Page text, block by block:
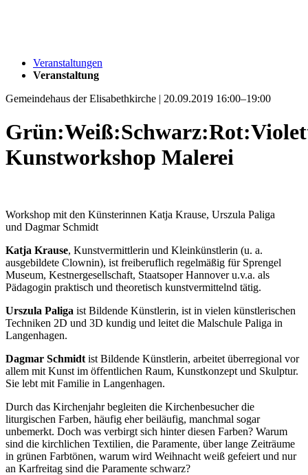
Veranstaltungen
Veranstaltung
Gemeindehaus der Elisabethkirche | 20.09.2019 16:00–19:00
Kunstworkshop Malerei
Workshop mit den Künsterinnen Katja Krause, Urszula Paliga
und Dagmar Schmidt
Katja Krause, Kunstvermittlerin und Kleinkünstlerin (u. a.
ausgebildete Clownin), ist freiberuflich regelmäßig für Sprengel
Museum, Kestnergesellschaft, Staatsoper Hannover u.v.a. als
Pädagogin praktisch und theoretisch kunstvermittelnd tätig.
Urszula Paliga ist Bildende Künstlerin, ist in vielen künstlerischen
Techniken 2D und 3D kundig und leitet die Malschule Paliga in
Langenhagen.
Dagmar Schmidt ist Bildende Künstlerin, arbeitet überregional vor
allem mit Kunst im öffentlichen Raum, Kunstkonzept und Skulptur.
Sie lebt mit Familie in Langenhagen.
Durch das Kirchenjahr begleiten die Kirchenbesucher die
liturgischen Farben, häufig eher beiläufig, manchmal sogar
unbemerkt. Doch was verbirgt sich hinter diesen Farben? Warum
sind die kirchlichen Textilien, die Paramente, über lange Zeiträume
in grünen Farbtönen, warum wird Weihnacht weiß gefeiert und nur
an Karfreitag sind die Paramente schwarz?